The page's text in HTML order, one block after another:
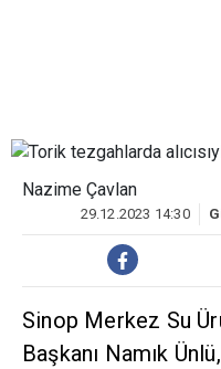
Nazime Çavlan
29.12.2023 14:30
Sinop Merkez Su
Başkanı Namık